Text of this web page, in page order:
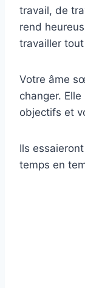
travail, de
rend
travailler
Votre âme
changer.
objectifs et
Ils
temps en